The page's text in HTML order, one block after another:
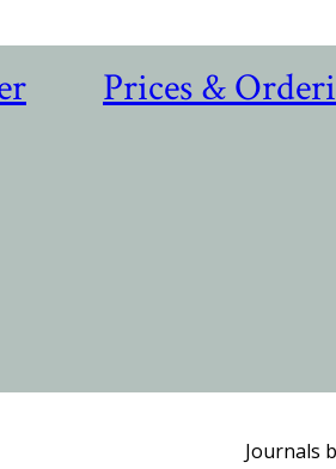
Prices &
Journals